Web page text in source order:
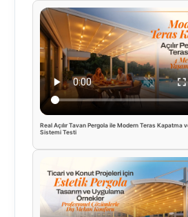
Real Açılır Tavan Pergola ile Modern Teras Kapatma
Sistemi Testi